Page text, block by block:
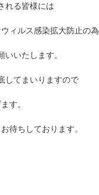
れる皆様には
ィルス感染拡大防止の為
いたします。
してまいりますので
す。
待ちしております。